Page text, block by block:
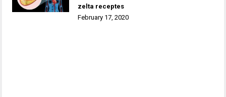
zelta receptes
February 17, 2020